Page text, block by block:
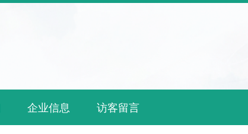
企业信息 访客留言